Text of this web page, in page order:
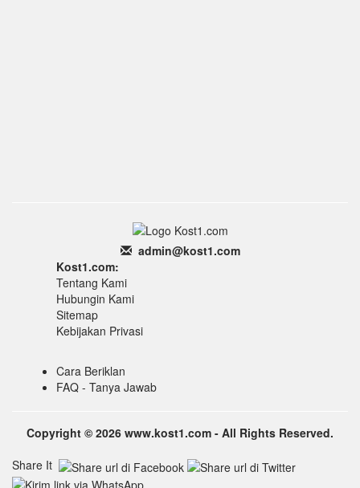
admin@kost1.com
Kost1.com:
Tentang Kami
Hubungin Kami
Sitemap
Kebijakan Privasi
Cara Beriklan
FAQ - Tanya Jawab
Copyright © 2026 www.kost1.com - All Rights Reserved.
Share It